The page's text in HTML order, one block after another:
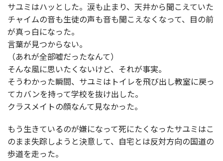
サユミはハッとした。涙も止まり、天井から聞こえていた
チャイムの音も生徒の声も音も聞こえなくなって、目の前
が真っ白になった。
言葉が見つからない。
（あれが全部嘘だったなんて）
そんな風に思いたくないけど、それが事実。
そうわかった瞬間、サユミはトイレを飛び出し教室に戻っ
てカバンを持って学校を抜け出した。
クラスメイトの顔なんて見なかった。
もう生きているのが嫌になって死にたくなったサユミはこ
のまま失踪しようと決意して、自宅とは反対方向の国道の
歩道を走った。